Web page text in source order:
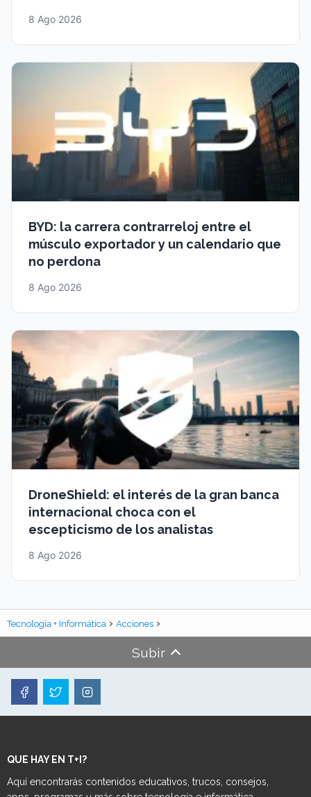
8 Ago 2026
BYD: la carrera contrarreloj entre el
músculo exportador y un calendario que
no perdona
8 Ago 2026
DroneShield: el interés de la gran banca
internacional choca con el
escepticismo de los analistas
8 Ago 2026
Tecnología + Informática Acciones
Subir
QUE HAY EN T+I?
Aquí encontrarás contenidos educativos, trucos, consejos,